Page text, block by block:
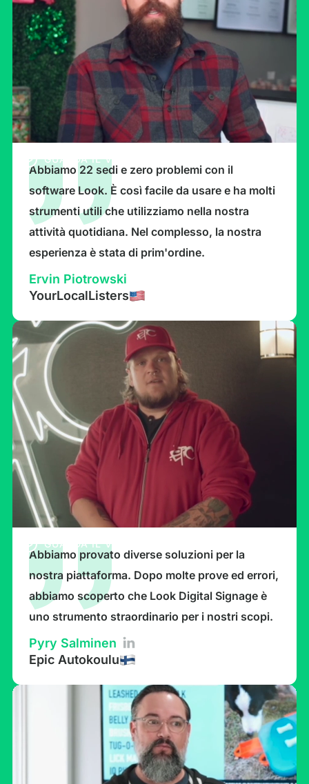
GUARDA IL VIDEO
Abbiamo 22 sedi e zero problemi con il
software Look. È così facile da usare e ha molti
strumenti utili che utilizziamo nella nostra
attività quotidiana. Nel complesso, la nostra
esperienza è stata di prim'ordine.
Ervin Piotrowski
YourLocalListers
GUARDA IL VIDEO
Abbiamo provato diverse soluzioni per la
nostra piattaforma. Dopo molte prove ed errori,
abbiamo scoperto che Look Digital Signage è
uno strumento straordinario per i nostri scopi.
Pyry Salminen
Epic Autokoulu